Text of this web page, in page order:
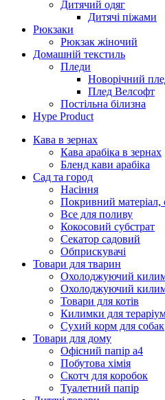
Дитячий одяг
Дитячі піжами
Рюкзаки
Рюкзак жіночий
Домашній текстиль
Пледи
Новорічний
Плед Велсофт
Постільна білизна
Hype Product
Кава в зернах
Кава арабіка в зернах
Бленд кави арабіка
Сад та город
Насіння
Покривний матеріал,
Все для поливу
Кокосовий субстрат
Секатор садовий
Обприскувачі
Товари для тварин
Охолоджуючий
Охолоджуючий
Товари для котів
Килимки для
Сухий корм для собак
Товари для дому
Офісний папір а4
Побутова хімія
Скотч для коробок
Туалетний папір